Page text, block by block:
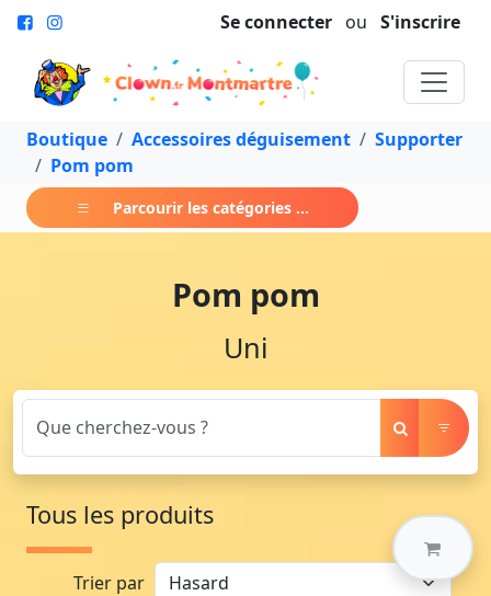
Se connecter ou S'inscrire
Boutique Accessoires déguisement
Supporter
Pom pom
Parcourir les catégories ...
Pom pom
Uni
Tous les produits
Trier par